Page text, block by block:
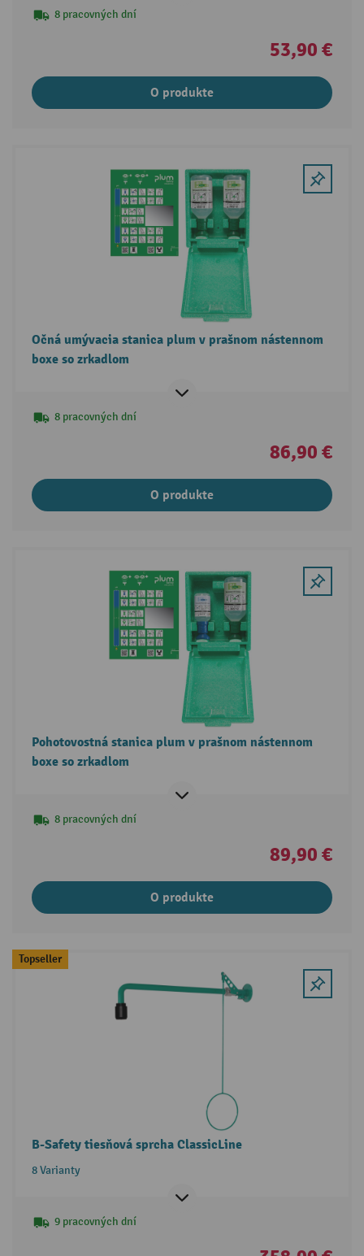
8 pracovných dní
53,90 €
O produkte
Očná umývacia stanica plum v prašnom nástennom
boxe so zrkadlom
8 pracovných dní
86,90 €
O produkte
Pohotovostná stanica plum v prašnom nástennom
boxe so zrkadlom
8 pracovných dní
89,90 €
O produkte
Topseller
B-Safety tiesňová sprcha ClassicLine
8 Varianty
9 pracovných dní